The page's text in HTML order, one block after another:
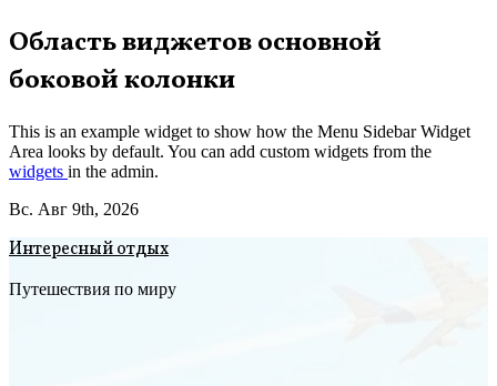
Перейти
к
содержимому
Область виджетов основной
боковой колонки
This is an example widget to show how the Menu Sidebar Widget
Area looks by default. You can add custom widgets from the
widgets in the admin.
Вс. Авг 9th, 2026
Интересный отдых
Путешествия по миру